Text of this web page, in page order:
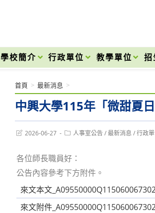
學校簡介 行政單位 教學單位
中興大學115年「微甜夏
首頁 > 最新消息 >
Post2026-06-27
Post人事室公告 / 最新消息 / 行政
各位師長職員好：
公告內容參考下方附件。
來文本文
來文附件